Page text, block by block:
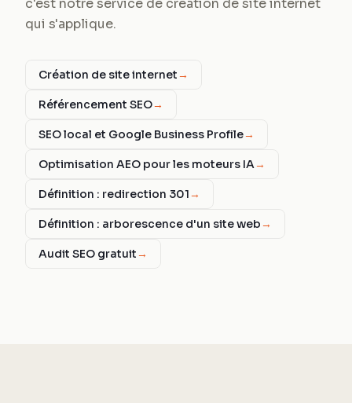
c'est notre service de création de site internet
qui s'applique.
Création de site internet→
Référencement SEO→
SEO local et Google Business Profile→
Optimisation AEO pour les moteurs IA→
Définition : redirection 301→
Définition : arborescence d'un site web→
Audit SEO gratuit→